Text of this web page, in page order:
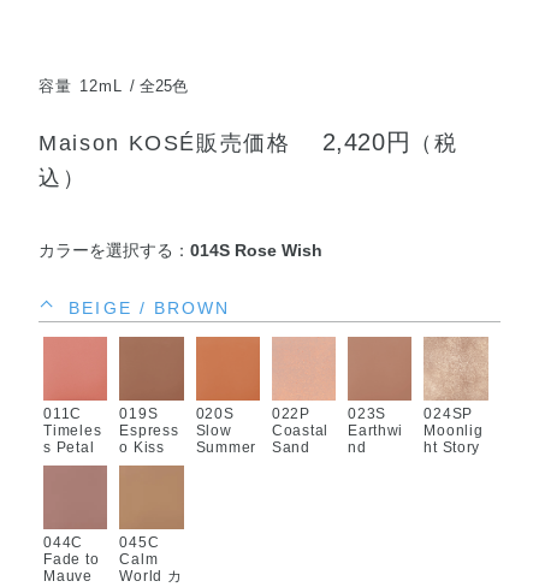
容量 12mL 全25色
Maison KOSÉ販売価格 2,420円
（税
込）
カラーを選択する：014S Rose Wish
BEIGE / BROWN
011C
Timeles
s Petal
019S
Espress
o Kiss
020S
Slow
Summer
022P
Coastal
Sand
023S
Earthwi
nd
024SP
Moonlig
ht Story
044C
Fade to
Mauve
045C
Calm
World カ